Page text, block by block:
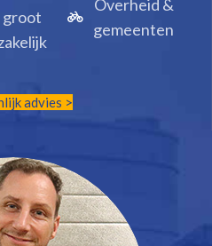
groot
Overheid &
gemeenten
advies >